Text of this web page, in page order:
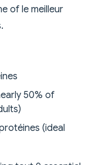
of le meilleur
50% of
(ideal